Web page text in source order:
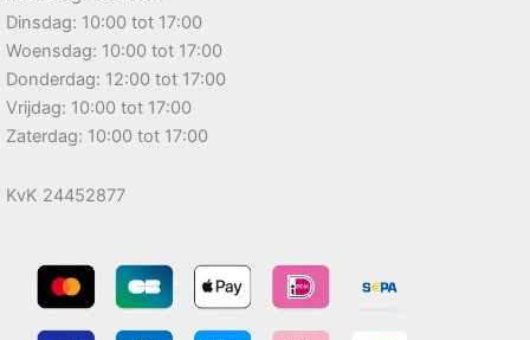
Dinsdag: 10:00 tot 17:00
Woensdag: 10:00 tot 17:00
Donderdag: 12:00 tot 17:00
Vrijdag: 10:00 tot 17:00
Zaterdag: 10:00 tot 17:00
KvK 24452877